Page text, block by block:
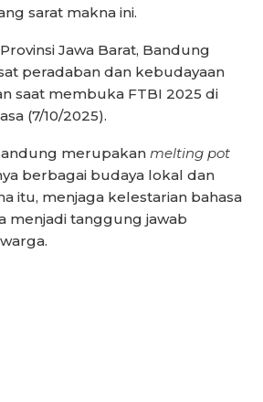
sarat makna ini.
Jawa Barat, Bandung
peradaban dan kebudayaan
saat membuka FTBI 2025 di
(7/10/2025).
merupakan melting pot
berbagai budaya lokal dan
itu, menjaga kelestarian bahasa
menjadi tanggung jawab